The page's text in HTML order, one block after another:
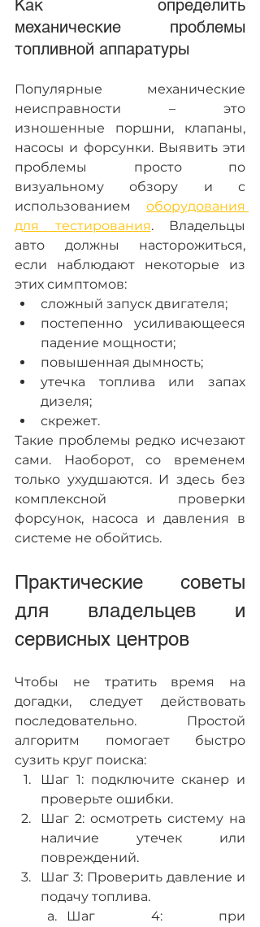
Как определить
механические проблемы
топливной аппаратуры
Популярные механические
неисправности – это
изношенные поршни, клапаны,
насосы и форсунки. Выявить эти
проблемы просто по
визуальному обзору и с
использованием оборудования
для тестирования. Владельцы
авто должны насторожиться,
если наблюдают некоторые из
этих симптомов:
сложный запуск двигателя;
постепенно усиливающееся
падение мощности;
повышенная дымность;
утечка топлива или запах
дизеля;
скрежет.
Такие проблемы редко исчезают
сами. Наоборот, со временем
только ухудшаются. И здесь без
комплексной проверки
форсунок, насоса и давления в
системе не обойтись.
Практические советы
для владельцев и
сервисных центров
Чтобы не тратить время на
догадки, следует действовать
последовательно. Простой
алгоритм помогает быстро
сузить круг поиска:
Шаг 1: подключите сканер и
проверьте ошибки.
Шаг 2: осмотреть систему на
наличие утечек или
повреждений.
Шаг 3: Проверить давление и
подачу топлива.
Шаг 4: при